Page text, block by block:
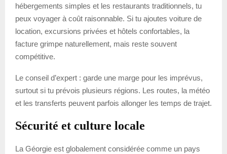
hébergements simples et les restaurants traditionnels, tu
peux voyager à coût raisonnable. Si tu ajoutes voiture de
location, excursions privées et hôtels confortables, la
facture grimpe naturellement, mais reste souvent
compétitive.
Le conseil d’expert : garde une marge pour les imprévus,
surtout si tu prévois plusieurs régions. Les routes, la météo
et les transferts peuvent parfois allonger les temps de trajet.
Sécurité et culture locale
La Géorgie est globalement considérée comme un pays